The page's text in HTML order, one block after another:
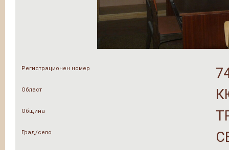
Регистрационен номер
Област
Община
Град/село